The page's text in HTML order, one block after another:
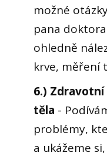
možné
pana
ohledně
krve, měření
6.)
těla -
problémy,
a ukážeme